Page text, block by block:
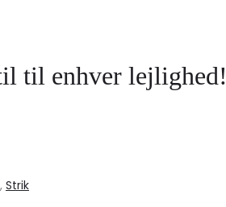
til enhver lejlighed!
, Strik